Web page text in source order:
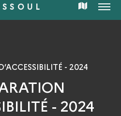
CARTE
LA
MENU
- 2024
- 2024